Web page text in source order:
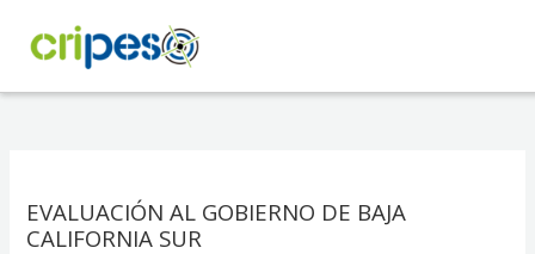
contenido
EVALUACIÓN AL GOBIERNO DE BAJA
CALIFORNIA SUR